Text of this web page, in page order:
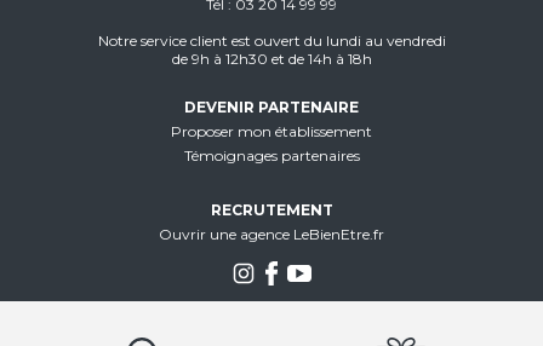
Tél
03 20 14 99 99
Notre service client est ouvert du lundi au vendredi
de 9h à 12h30 et de 14h à 18h
DEVENIR PARTENAIRE
Proposer mon établissement
Témoignages partenaires
RECRUTEMENT
Ouvrir une agence LeBienEtre.fr